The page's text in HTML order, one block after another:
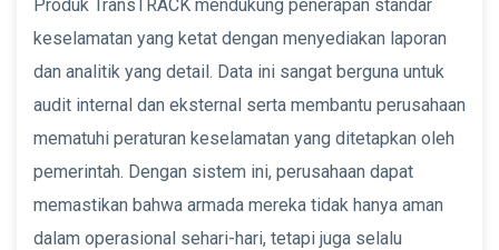
Produk TransTRACK mendukung penerapan standar
keselamatan yang ketat dengan menyediakan laporan
dan analitik yang detail. Data ini sangat berguna untuk
audit internal dan eksternal serta membantu perusahaan
mematuhi peraturan keselamatan yang ditetapkan oleh
pemerintah. Dengan sistem ini, perusahaan dapat
memastikan bahwa armada mereka tidak hanya aman
dalam operasional sehari-hari, tetapi juga selalu